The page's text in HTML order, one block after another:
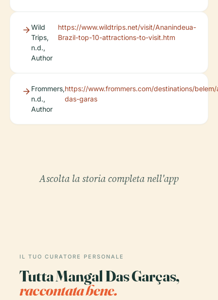
Wild
Trips,
n.d.,
Author
https://www.wildtrips.net/visit/Ananindeua-
Brazil-top-10-attractions-to-visit.htm
Frommers,
n.d.,
Author
https://www.frommers.com/destinations/
das-garas
Ascolta la storia completa nell'app
IL TUO CURATORE PERSONALE
Tutta Mangal Das Garças,
raccontata bene.